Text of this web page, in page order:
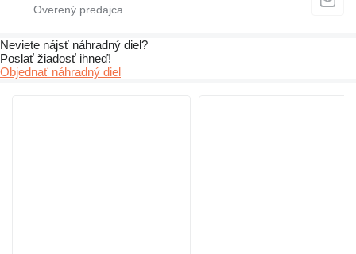
Neviete nájsť náhradný diel?
Poslať žiadosť ihneď!
Objednať náhradný diel